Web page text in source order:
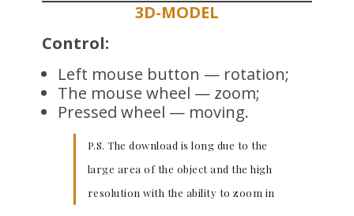
3D-MODEL
Control:
Left mouse button — rotation;
The mouse wheel — zoom;
Pressed wheel — moving.
P.S. The download is long due to the
large area of the object and the high
resolution with the ability to zoom in